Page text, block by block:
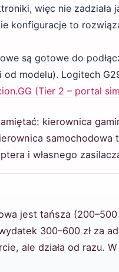
więc nie
konfiguracje to
są gotowe do
modelu). Logitech
(Tier 2 – portal
kierownica
samochodowa
i własnego
jest tańsza (200–500
300–600 zł za
ale działa od razu.